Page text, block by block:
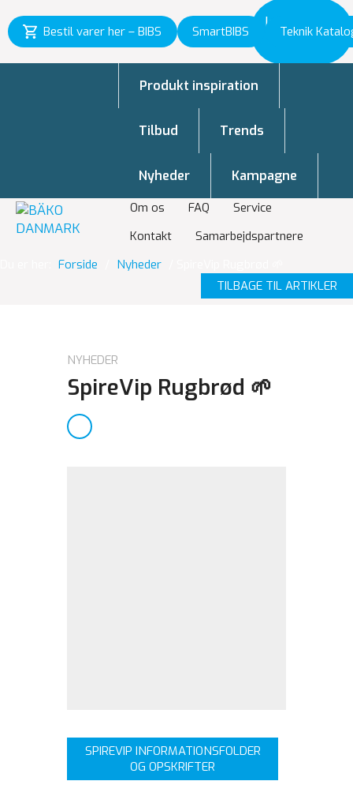
Bestil varer her – BIBS SmartBIBS Teknik
Inspiration
til vækst
Om os FAQ
Service
Kontakt
Samarbejdspartnere
Produkt inspiration
Tilbud Trends
Nyheder Kampagne
Forside Nyheder
TILBAGE TIL ARTIKLER
NYHEDER
SpireVip Rugbrød 🌱
SPIREVIP INFORMATIONSFOLDER
OG OPSKRIFTER